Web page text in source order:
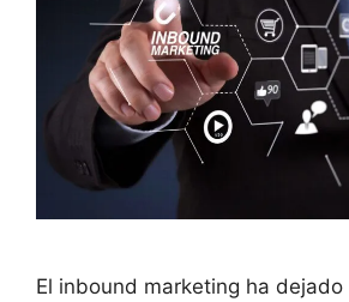
El inbound marketing ha dejado